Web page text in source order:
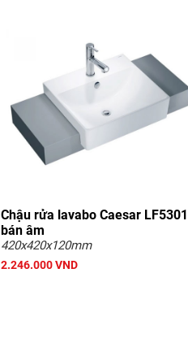
Chậu rửa lavabo Caesar LF5301
bán âm
420x420x120mm
2.246.000 VND